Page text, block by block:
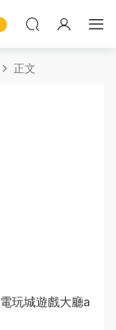
正文
電玩城遊戲大廳a